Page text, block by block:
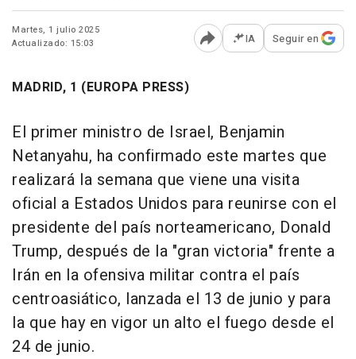
Martes, 1 julio 2025
Actualizado: 15:03
Abrir opciones para
IA Seguir en
MADRID, 1 (EUROPA PRESS)
El primer ministro de Israel, Benjamin
Netanyahu, ha confirmado este martes que
realizará la semana que viene una visita
oficial a Estados Unidos para reunirse con el
presidente del país norteamericano, Donald
Trump, después de la "gran victoria" frente a
Irán en la ofensiva militar contra el país
centroasiático, lanzada el 13 de junio y para
la que hay en vigor un alto el fuego desde el
24 de junio.